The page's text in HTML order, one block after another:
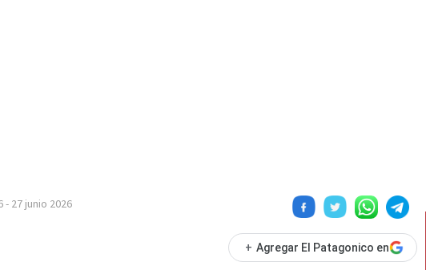
- 27 junio 2026
+ Agregar El Patagonico en